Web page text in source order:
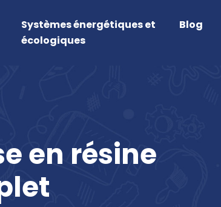
Systèmes énergétiques et
écologiques
Blog
en résine